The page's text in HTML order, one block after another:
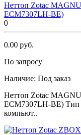
Неттоп Zotac
ECM7307LH-BE)
0
0.00 руб.
По запросу
Наличие: Под заказ
Неттоп Zotac
ECM7307LH-BE) Тип
компьют..